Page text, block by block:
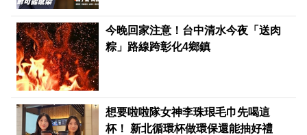
今晚回家注意！台中清水今夜「送肉
粽」路線跨彰化4鄉鎮
想要啦啦隊女神李珠珢毛巾先喝這
杯！ 新北循環杯做環保還能抽好禮